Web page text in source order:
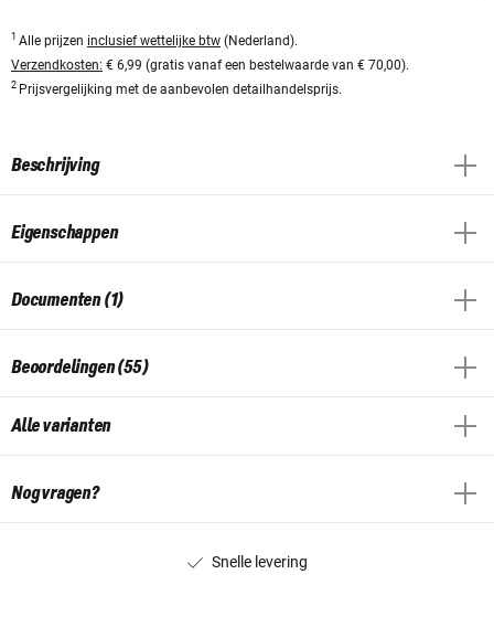
1 Alle prijzen inclusief wettelijke btw (Nederland).
Verzendkosten: € 6,99 (gratis vanaf een bestelwaarde van € 70,00).
2 Prijsvergelijking met de aanbevolen detailhandelsprijs.
Beschrijving
Eigenschappen
Documenten (1)
Beoordelingen (55)
Alle varianten
Nog vragen?
Snelle levering